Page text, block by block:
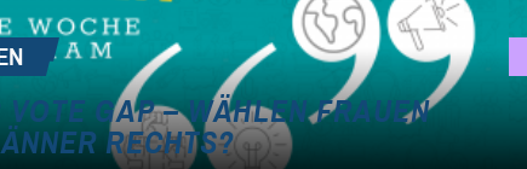
VOTE GAP – WÄHLEN FRAUEN
RECHTS?